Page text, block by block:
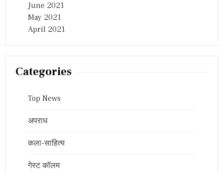
June 2021
May 2021
April 2021
Categories
Top News
अपराध
कला-साहित्य
गेस्ट कॉलम